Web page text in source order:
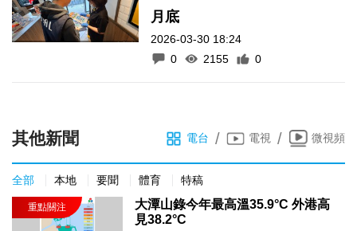
月底
2026-03-30 18:24
0
2155 0
其他新聞 電台 / 電視 / 微視頻
全部 本地 要聞 體育 特稿
大潭山錄今年最高溫35.9°C 外港高
見38.2°C